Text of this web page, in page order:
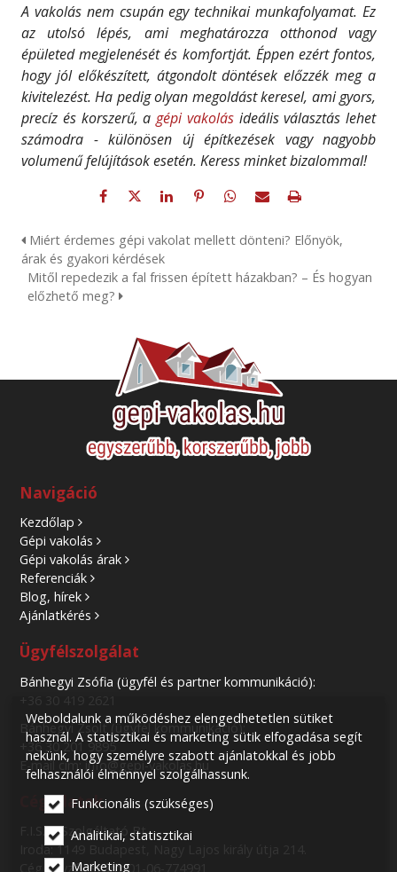
A vakolás nem csupán egy technikai munkafolyamat. Ez
az utolsó lépés, ami meghatározza otthonod vagy
épületed megjelenését és komfortját. Éppen ezért fontos,
hogy jól előkészített, átgondolt döntések előzzék meg a
kivitelezést. Ha pedig olyan megoldást keresel, ami gyors,
precíz és korszerű, a gépi vakolásideális választás lehet
számodra - különösen új építkezések vagy nagyobb
volumenű felújítások esetén. Keress minket bizalommal!
Miért érdemes gépi vakolat mellett dönteni? Előnyök,
árak és gyakori kérdések
Mitől repedezik a fal frissen épített házakban? – És hogyan
előzhető meg?
Navigáció
Kezdőlap
Gépi vakolás
Gépi vakolás árak
Referenciák
Blog, hírek
Ajánlatkérés
Ügyfélszolgálat
Bánhegyi Zsófia (ügyfél és partner kommunikáció):
Bánhegyi Zsolt (ügyfél kommunikáció):
+36 30 201 9895
E-mail cím: info@gepi-vakolas.hu
Cégadatok
F.I.S.H. Szolgáltató Bt.
Iroda: 1149 Budapest, Nagy Lajos király útja 214.
Cégjegyzék szám: 01-06-774991
Weboldalunk a működéshez elengedhetetlen sütiket
használ. A statisztikai és marketing sütik elfogadása segít
nekünk, hogy személyre szabott ajánlatokkal és jobb
felhasználói élménnyel szolgálhassunk.
Funkcionális (szükséges)
Analitikai, statisztikai
Marketing